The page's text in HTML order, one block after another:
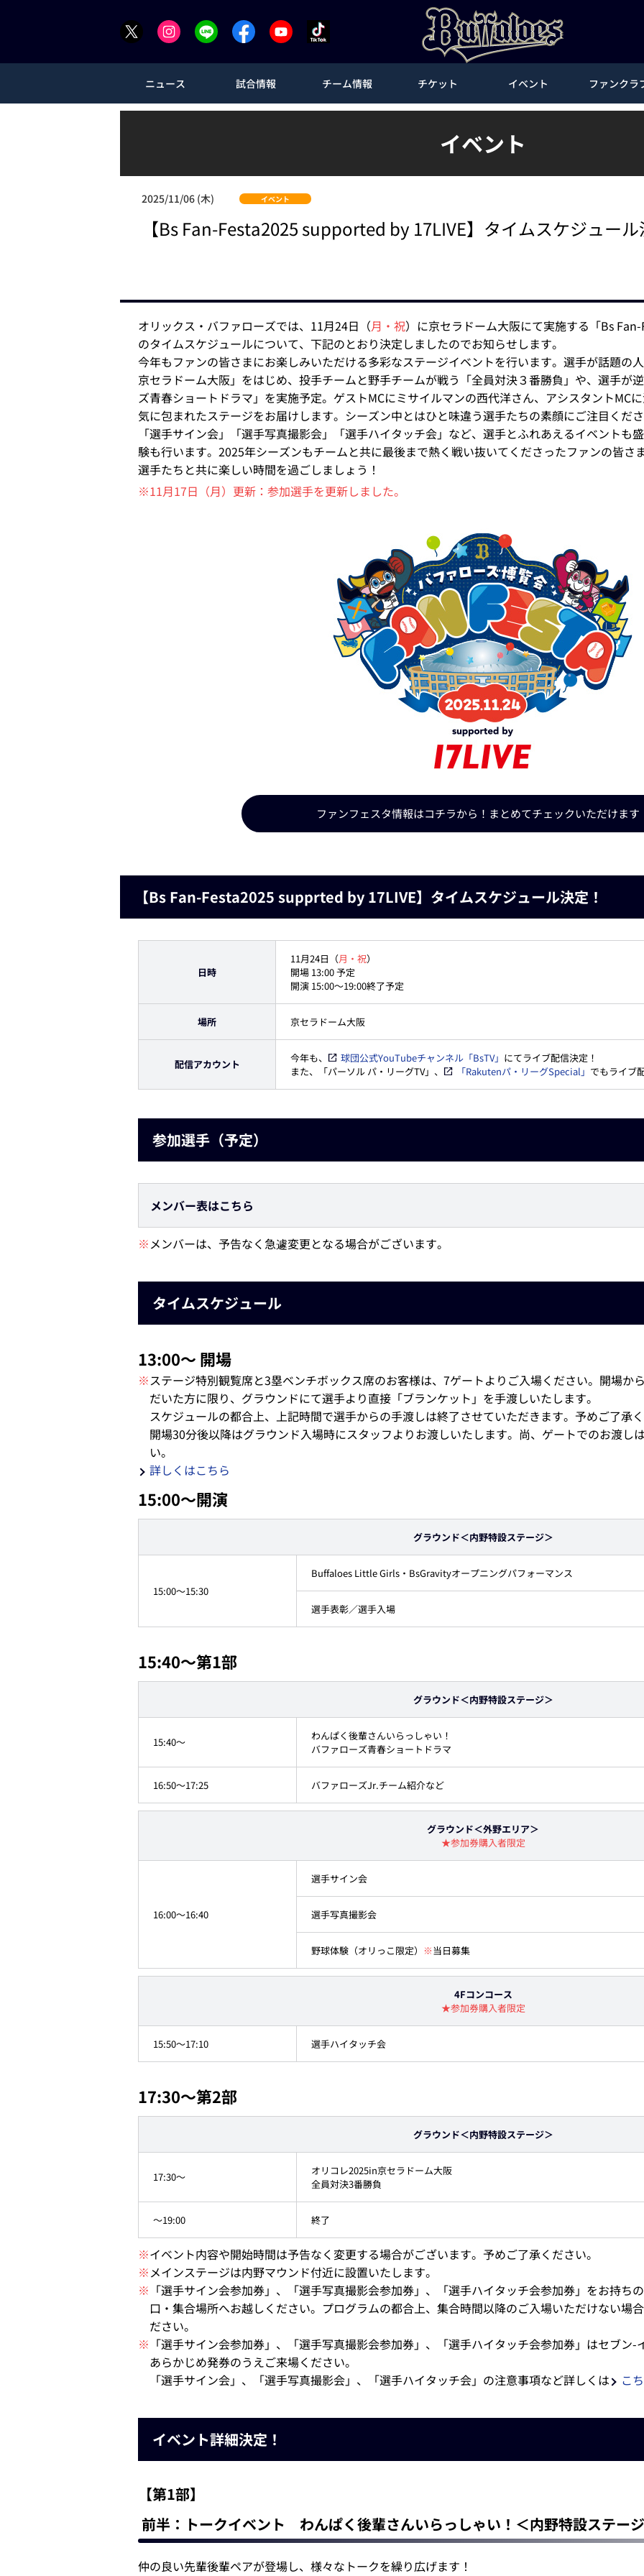
ニュース 試合情報 チーム情報 チケット イベント ファンクラ
イベント
2025/11/06 (木) イベント
【Bs Fan-Festa2025 supported by 17LIVE】タイムスケジュー
オリックス・バファローズでは、11月24日（月・祝）に京セラドーム大阪にて実施する「Bs
のタイムスケジュールについて、下記のとおり決定しましたのでお知らせします。
今年もファンの皆さまにお楽しみいただける多彩なステージイベントを行います。選手が話題の
京セラドーム大阪」をはじめ、投手チームと野手チームが戦う「全員対決３番勝負」や、選手が
ズ青春ショートドラマ」を実施予定。ゲストMCにミサイルマンの西代洋さん、アシスタントMC
気に包まれたステージをお届けします。シーズン中とはひと味違う選手たちの素顔にご注目くだ
「選手サイン会」「選手写真撮影会」「選手ハイタッチ会」など、選手とふれあえるイベントも
験も行います。2025年シーズンもチームと共に最後まで熱く戦い抜いてくださったファンの皆さ
選手たちと共に楽しい時間を過ごしましょう！
※11月17日（月）更新：参加選手を更新しました。
ファンフェスタ情報はコチラから！ まとめてチェックいただけます
【Bs Fan-Festa2025 supprted by 17LIVE】タイムスケジュール決定！
日時
11月24日（月・祝）
開場 13:00 予定
開演 15:00～19:00終了予定
場所 京セラドーム大阪
配信アカウント 今年も、 球団公式YouTubeチャンネル「BsTV」 にてライブ配信決定！
また、「パーソル パ・リーグTV」、
「Rakutenパ・リーグSpecial」 でもライブ
参加選手（予定）
メンバー表はこちら
※メンバーは、予告なく急遽変更となる場合がございます。
タイムスケジュール
13:00～ 開場
※ステージ特別観覧席と3塁ベンチボックス席のお客様は、7ゲートよりご入場ください。開場か
だいた方に限り、グラウンドにて選手より直接「ブランケット」を手渡しいたします。
スケジュールの都合上、上記時間で選手からの手渡しは終了させていただきます。予めご了承
開場30分後以降はグラウンド入場時にスタッフよりお渡しいたします。尚、ゲートでのお渡し
い。
詳しくはこちら
15:00～開演
グラウンド＜内野特設ステージ＞
15:00～15:30
Buffaloes Little Girls・BsGravityオープニングパフォーマンス
選手表彰／選手入場
15:40～第1部
グラウンド＜内野特設ステージ＞
15:40～
わんぱく後輩さんいらっしゃい！
バファローズ青春ショートドラマ
16:50～17:25 バファローズJr.チーム紹介など
グラウンド＜外野エリア＞
★参加券購入者限定
16:00～16:40
選手サイン会
選手写真撮影会
野球体験（オリっこ限定） ※当日募集
4Fコンコース
★参加券購入者限定
15:50～17:10 選手ハイタッチ会
17:30～第2部
グラウンド＜内野特設ステージ＞
17:30～
オリコレ2025in京セラドーム大阪
全員対決3番勝負
～19:00 終了
※イベント内容や開始時間は予告なく変更する場合がございます。予めご了承ください。
※メインステージは内野マウンド付近に設置いたします。
※ 「選手サイン会参加券」、「選手写真撮影会参加券」、「選手ハイタッチ会参加券」をお持ち
口・集合場所へお越しください。プログラムの都合上、集合時間以降のご入場いただけない場
ださい。
※ 「選手サイン会参加券」、「選手写真撮影会参加券」、「選手ハイタッチ会参加券」はセブン
あらかじめ発券のうえご来場ください。
「選手サイン会」、「選手写真撮影会」、「選手ハイタッチ会」の注意事項など詳しくは
こ
イベント詳細決定！
【第1部】
前半：トークイベント わんぱく後輩さんいらっしゃい！＜内野特設ステー
仲の良い先輩後輩ペアが登場し、様々なトークを繰り広げます！